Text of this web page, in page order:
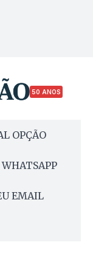
50 ANOS
OPÇÃO
EMAIL